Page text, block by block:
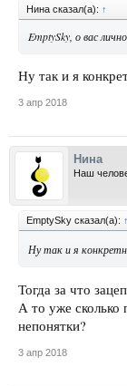
Нина сказал(а): ↑
EmptySky, о вас
Ну так и я
3 апр 2018
Нина
Наш
EmptySky сказал(а): ↑
Ну так и я
Тогда за что
А то уже сколько
непонятки?
3 апр 2018